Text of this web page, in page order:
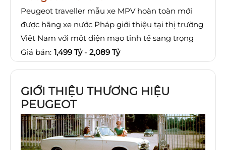
Peugeot traveller mẫu xe MPV hoàn toàn mới
được hãng xe nước Pháp giới thiệu tại thị trường
Việt Nam với một diện mạo tinh tế sang trọng
Giá bán: 1,499 Tỷ - 2,089 Tỷ
GIỚI THIỆU THƯƠNG HIỆU
PEUGEOT